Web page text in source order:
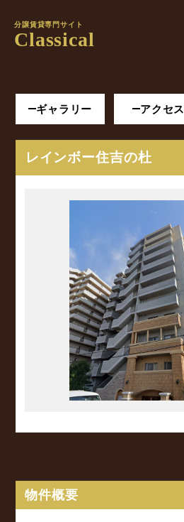
分譲賃貸専門サイト
Classical
ギャラリー アクセス
レインボー住吉の杜
物件概要